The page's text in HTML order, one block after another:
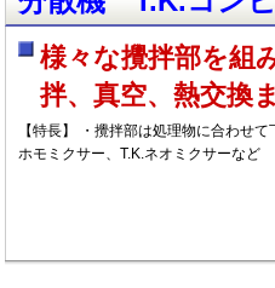
様々な攪拌部を組
拌、真空、熱交換
【特長】 ・攪拌部は処理物に合わ
ホモミクサー、T.K.ネオミクサーな